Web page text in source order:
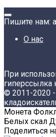
Пишите нам:
О нас
При
гиперссылка
© 2011-2020 -
Монета
Белых скал
Поделиться